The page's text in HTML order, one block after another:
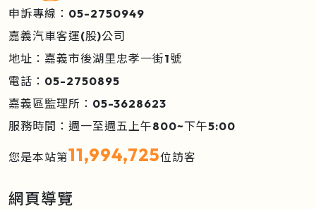
申訴專線：05-2750949
嘉義汽車客運(股)公司
地址：嘉義市後湖里忠孝一街1號
電話：05-2750895
嘉義區監理所：05-3628623
服務時間：週一至週五上午800~下午5:00
您是本站第11,994,725位訪客
網頁導覽